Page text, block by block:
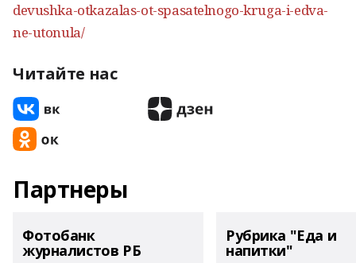
devushka-otkazalas-ot-spasatelnogo-kruga-i-edva-
ne-utonula/
Читайте нас
Партнеры
Фотобанк
журналистов РБ
Рубрика "Еда и
напитки"